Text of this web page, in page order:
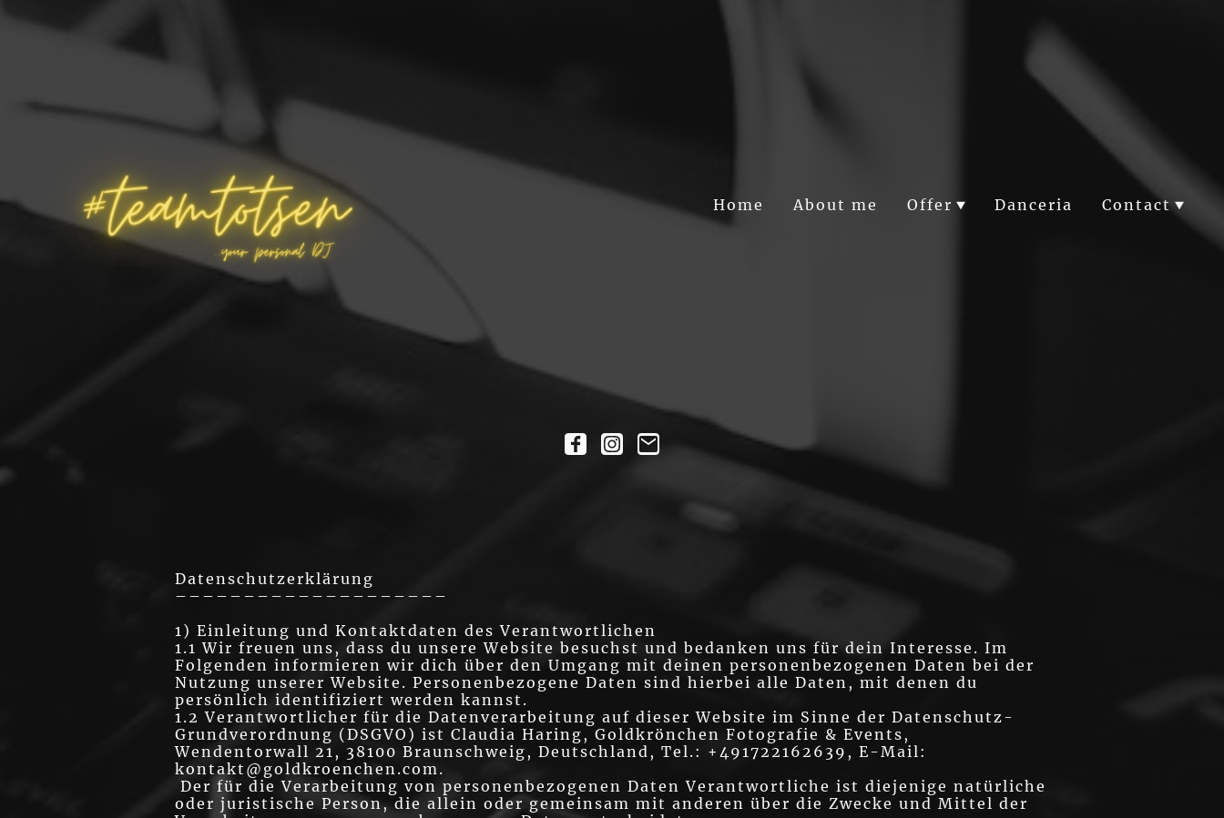
Home About me Offer Danceria Contact
Datenschutzerklärung
––––––––––––––––––––
1) Einleitung und Kontaktdaten des Verantwortlichen
1.1 Wir freuen uns, dass du unsere Website besuchst und bedanken uns für dein Interesse. Im
Folgenden informieren wir dich über den Umgang mit deinen personenbezogenen Daten bei der
Nutzung unserer Website. Personenbezogene Daten sind hierbei alle Daten, mit denen du
persönlich identifiziert werden kannst.
1.2 Verantwortlicher für die Datenverarbeitung auf dieser Website im Sinne der Datenschutz-
Grundverordnung (DSGVO) ist Claudia Haring, Goldkrönchen Fotografie & Events,
Wendentorwall 21, 38100 Braunschweig, Deutschland, Tel.: +491722162639, E-Mail:
kontakt@goldkroenchen.com.
Der für die Verarbeitung von personenbezogenen Daten Verantwortliche ist diejenige natürliche
oder juristische Person, die allein oder gemeinsam mit anderen über die Zwecke und Mittel der